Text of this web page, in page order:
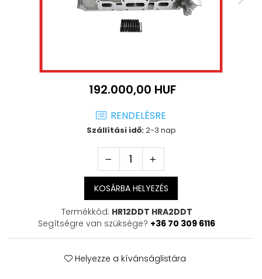
192.000,00 HUF
RENDELÉSRE
Szállítási idő:2-3 nap
KOSÁRBA HELYEZÉS
Termékkód: HR12DDT HRA2DDT
Segítségre van szüksége? +36 70 309 6116
Helyezze a kívánságlistára